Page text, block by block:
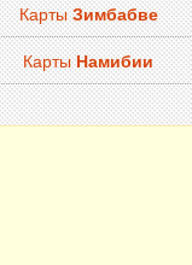
КартыЗимбабве
КартыНамибии